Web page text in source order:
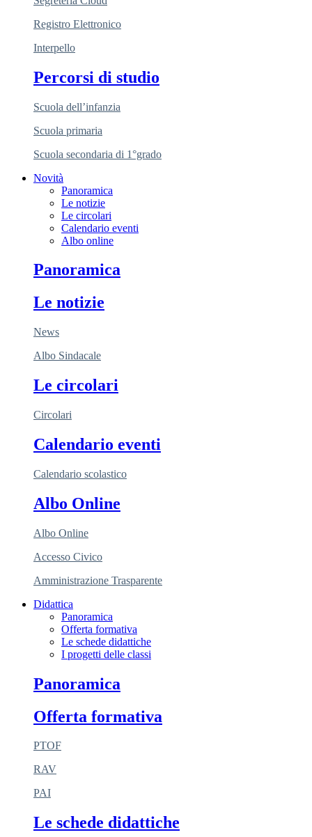
Registro Elettronico
Interpello
Percorsi di studio
Scuola dell’infanzia
Scuola primaria
Scuola secondaria di 1°grado
Novità
Panoramica
Le notizie
Le circolari
Calendario eventi
Albo online
Panoramica
Le notizie
News
Albo Sindacale
Le circolari
Circolari
Calendario eventi
Calendario scolastico
Albo Online
Albo Online
Accesso Civico
Amministrazione Trasparente
Didattica
Panoramica
Offerta formativa
Le schede didattiche
I progetti delle classi
Panoramica
Offerta formativa
PTOF
RAV
PAI
Le schede didattiche